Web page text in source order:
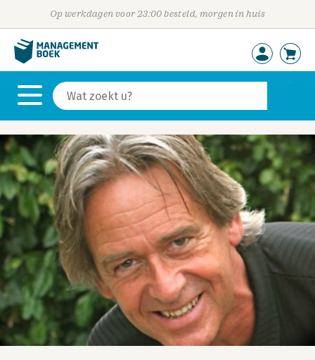
Op werkdagen voor 23:00 besteld, morgen in huis